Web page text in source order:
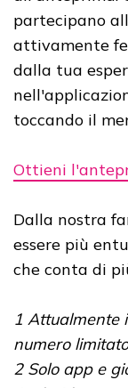
partecipano
attivamente
dalla tua
toccando il
Ottieni
Dalla nostra
essere più
che conta di
1 Attualmente
numero
2 Solo app e